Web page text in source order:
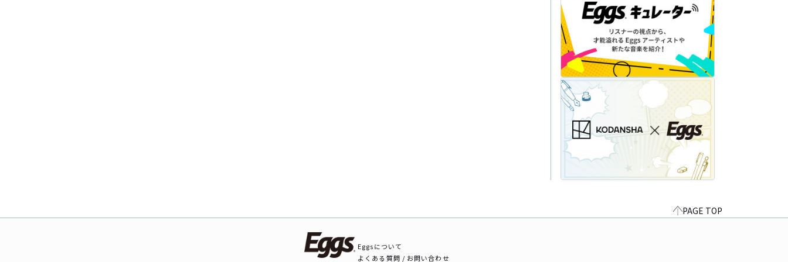
PAGE TOP
Eggsについて
よくある質問 / お問い合わせ